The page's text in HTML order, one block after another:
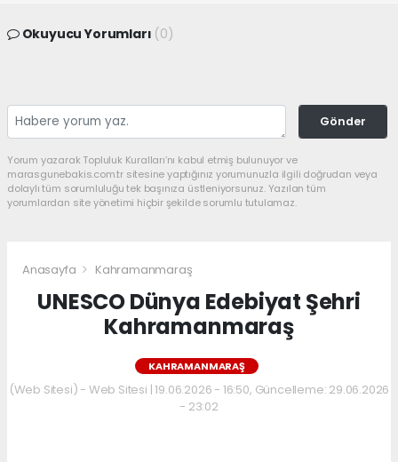
Okuyucu Yorumları (0)
Gönder
Yorum yazarak Topluluk Kuralları’nı kabul etmiş bulunuyor ve
marasgunebakis.com.tr sitesine yaptığınız yorumunuzla ilgili doğrudan veya
dolaylı tüm sorumluluğu tek başınıza üstleniyorsunuz. Yazılan tüm
yorumlardan site yönetimi hiçbir şekilde sorumlu tutulamaz.
Anasayfa Kahramanmaraş
UNESCO Dünya Edebiyat Şehri
Kahramanmaraş
KAHRAMANMARAŞ
(Web Sitesi) - Web Sitesi | 19.06.2026 - 16:50, Güncelleme: 29.06.2026
- 23:02